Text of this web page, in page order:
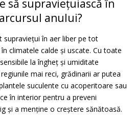
să supraviețuiască în
anului?
supraviețui în aer liber pe tot
climatele calde și uscate. Cu toate
la îngheț și umiditate
mai reci, grădinarii ar putea
suculente cu acoperitoare sau
în interior pentru a preveni
și a menține o creștere sănătoasă.